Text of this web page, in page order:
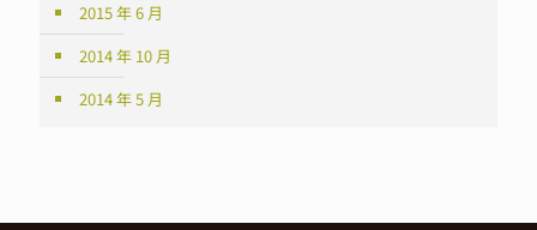
2015 年 6 月
2014 年 10 月
2014 年 5 月